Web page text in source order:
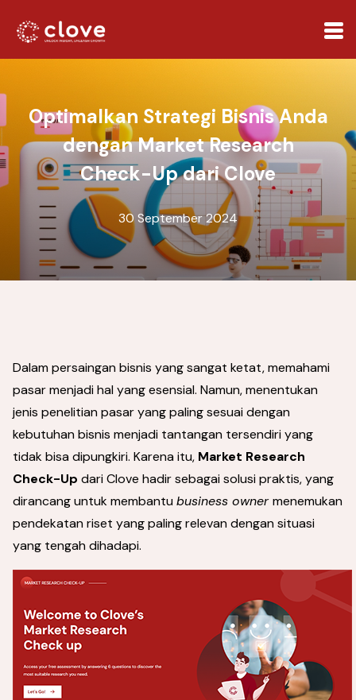
Optimalkan Strategi Bisnis Anda
dengan Market Research
Check-Up dari Clove
30 September 2024
Dalam persaingan bisnis yang sangat ketat, memahami
pasar menjadi hal yang esensial. Namun, menentukan
jenis penelitian pasar yang paling sesuai dengan
kebutuhan bisnis menjadi tantangan tersendiri yang
tidak bisa dipungkiri. Karena itu, Market Research
Check-Up dari Clove hadir sebagai solusi praktis, yang
dirancang untuk membantubusiness ownermenemukan
pendekatan riset yang paling relevan dengan situasi
yang tengah dihadapi.